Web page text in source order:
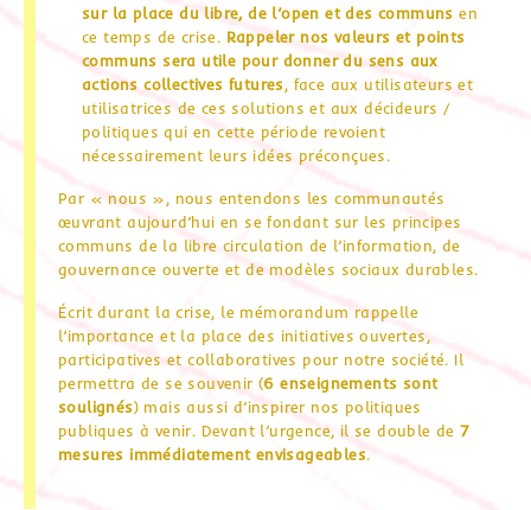
sur la place du libre, de l’open et des communs en
ce temps de crise. Rappeler nos valeurs et points
communs sera utile pour donner du sens aux
actions collectives futures, face aux utilisateurs et
utilisatrices de ces solutions et aux décideurs /
politiques qui en cette période revoient
nécessairement leurs idées préconçues.
Par « nous », nous entendons les communautés
œuvrant aujourd’hui en se fondant sur les principes
communs de la libre circulation de l’information, de
gouvernance ouverte et de modèles sociaux durables.
Écrit durant la crise, le mémorandum rappelle
l’importance et la place des initiatives ouvertes,
participatives et collaboratives pour notre société. Il
permettra de se souvenir (6 enseignements sont
soulignés) mais aussi d’inspirer nos politiques
publiques à venir. Devant l’urgence, il se double de7
mesures immédiatement envisageables.